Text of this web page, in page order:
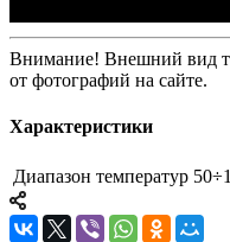
Внимание! Внешний вид
от фотографий на сайте.
Характеристики
Диапазон температур